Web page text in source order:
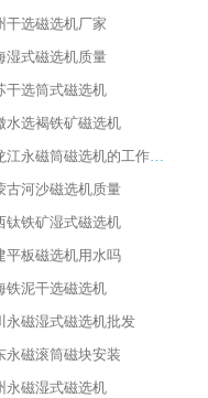
干选磁选机厂家
湿式磁选机质量
干选筒式磁选机
水选褐铁矿磁选机
黑龙江永磁筒磁选机的工作原理
古河沙磁选机质量
钛铁矿湿式磁选机
平板磁选机用水吗
铁泥干选磁选机
永磁湿式磁选机批发
永磁滚筒磁块安装
永磁湿式磁选机